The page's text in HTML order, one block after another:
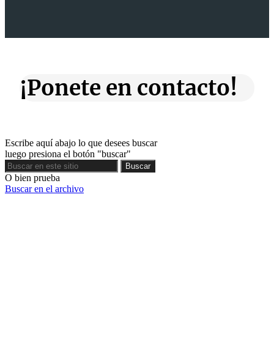
¡Ponete en contacto!
Escribe aquí abajo lo que desees buscar
luego presiona el botón "buscar"
Buscar
Buscar
O bien prueba
Buscar en el archivo